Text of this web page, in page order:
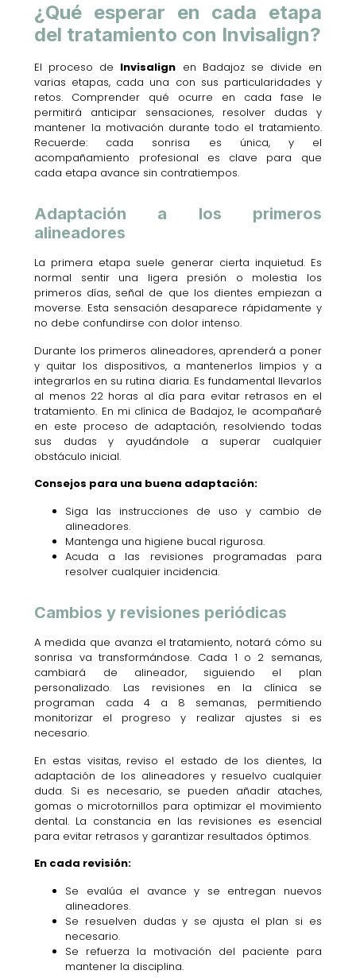
¿Qué esperar en cada etapa
del tratamiento con Invisalign?
El proceso de Invisalign en Badajoz se divide en
varias etapas, cada una con sus particularidades y
retos. Comprender qué ocurre en cada fase le
permitirá anticipar sensaciones, resolver dudas y
mantener la motivación durante todo el tratamiento.
Recuerde: cada sonrisa es única, y el
acompañamiento profesional es clave para que
cada etapa avance sin contratiempos.
Adaptación a los primeros
alineadores
La primera etapa suele generar cierta inquietud. Es
normal sentir una ligera presión o molestia los
primeros días, señal de que los dientes empiezan a
moverse. Esta sensación desaparece rápidamente y
no debe confundirse con dolor intenso.
Durante los primeros alineadores, aprenderá a poner
y quitar los dispositivos, a mantenerlos limpios y a
integrarlos en su rutina diaria. Es fundamental llevarlos
al menos 22 horas al día para evitar retrasos en el
tratamiento. En mi clínica de Badajoz, le acompañaré
en este proceso de adaptación, resolviendo todas
sus dudas y ayudándole a superar cualquier
obstáculo inicial.
Consejos para una buena adaptación:
Siga las instrucciones de uso y cambio de
alineadores.
Mantenga una higiene bucal rigurosa.
Acuda a las revisiones programadas para
resolver cualquier incidencia.
Cambios y revisiones periódicas
A medida que avanza el tratamiento, notará cómo su
sonrisa va transformándose. Cada 1 o 2 semanas,
cambiará de alineador, siguiendo el plan
personalizado. Las revisiones en la clínica se
programan cada 4 a 8 semanas, permitiendo
monitorizar el progreso y realizar ajustes si es
necesario.
En estas visitas, reviso el estado de los dientes, la
adaptación de los alineadores y resuelvo cualquier
duda. Si es necesario, se pueden añadir ataches,
gomas o microtornillos para optimizar el movimiento
dental. La constancia en las revisiones es esencial
para evitar retrasos y garantizar resultados óptimos.
En cada revisión:
Se evalúa el avance y se entregan nuevos
alineadores.
Se resuelven dudas y se ajusta el plan si es
necesario.
Se refuerza la motivación del paciente para
mantener la disciplina.